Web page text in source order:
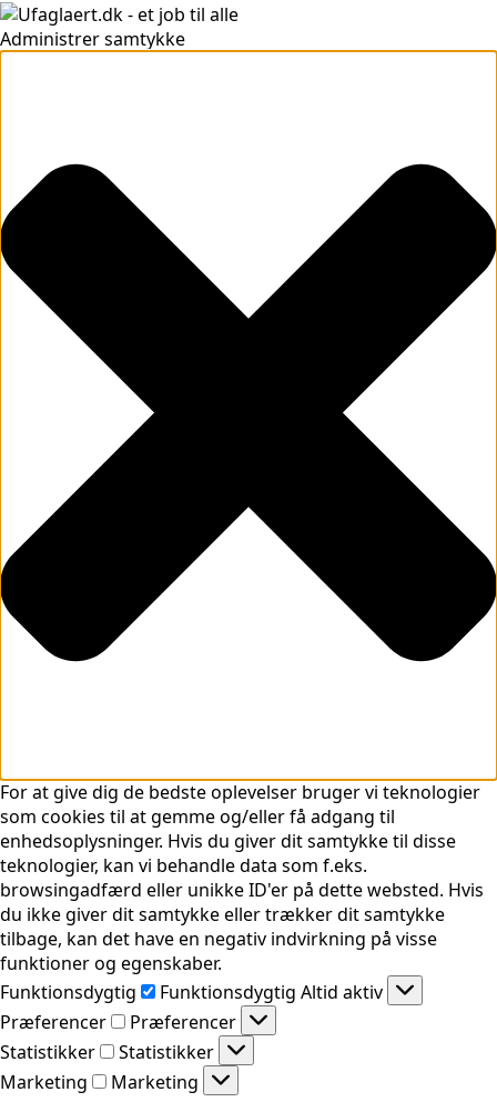
Administrer samtykke
For at give dig de bedste oplevelser bruger vi teknologier
som cookies til at gemme og/eller få adgang til
enhedsoplysninger. Hvis du giver dit samtykke til disse
teknologier, kan vi behandle data som f.eks.
browsingadfærd eller unikke ID'er på dette websted. Hvis
du ikke giver dit samtykke eller trækker dit samtykke
tilbage, kan det have en negativ indvirkning på visse
funktioner og egenskaber.
Funktionsdygtig
Funktionsdygtig Altid aktiv
Præferencer
Præferencer
Statistikker
Statistikker
Marketing
Marketing